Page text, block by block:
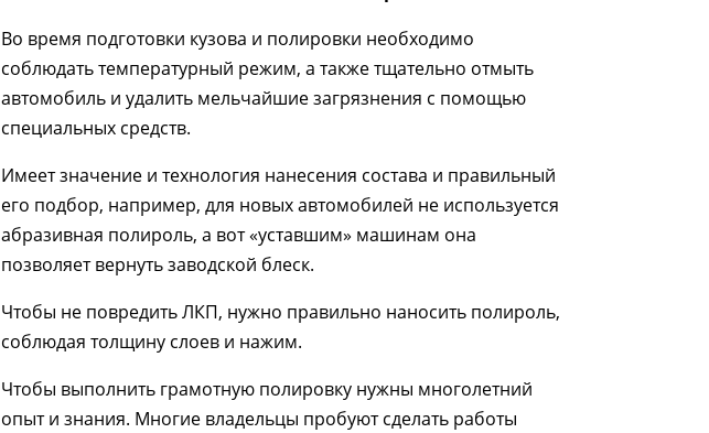
Во время подготовки кузова и полировки необходимо
соблюдать температурный режим, а также тщательно отмыть
автомобиль и удалить мельчайшие загрязнения с помощью
специальных средств.
Имеет значение и технология нанесения состава и правильный
его подбор, например, для новых автомобилей не используется
абразивная полироль, а вот «уставшим» машинам она
позволяет вернуть заводской блеск.
Чтобы не повредить ЛКП, нужно правильно наносить полироль,
соблюдая толщину слоев и нажим.
Чтобы выполнить грамотную полировку нужны многолетний
опыт и знания. Многие владельцы пробуют сделать работы